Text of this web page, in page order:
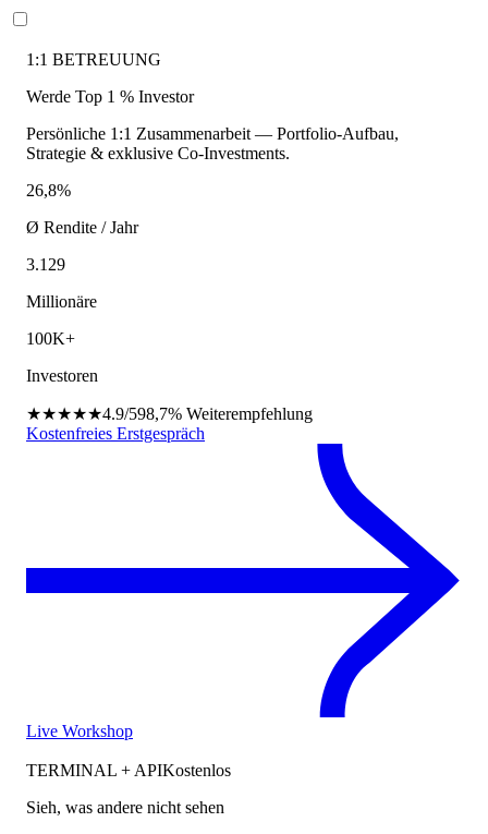
1:1 BETREUUNG
Werde Top 1 % Investor
Persönliche 1:1 Zusammenarbeit — Portfolio-Aufbau,
Strategie & exklusive Co-Investments.
26,8%
Ø Rendite / Jahr
3.129
Millionäre
100K+
Investoren
★★★★★4.9/598,7% Weiterempfehlung
Kostenfreies Erstgespräch
Live Workshop
TERMINAL + APIKostenlos
Sieh, was andere nicht sehen